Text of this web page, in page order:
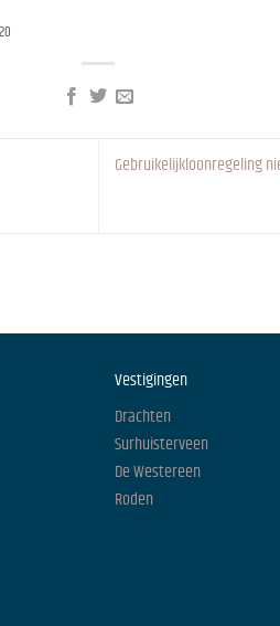
Gebruikelijkloonregeling
Vestigingen
Drachten
Surhuisterveen
De Westereen
Roden